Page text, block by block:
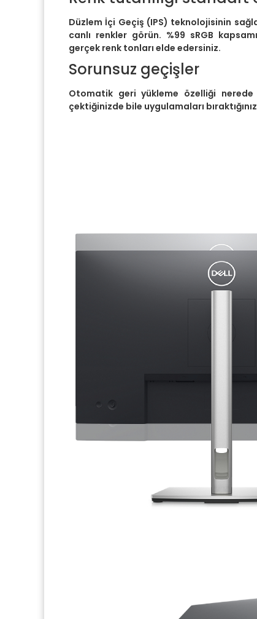
Düzlem İçi Geçiş (IPS) teknolojisinin
canlı renkler görün. %99 sRGB
gerçek renk tonları elde edersiniz.
Sorunsuz geçişler
Otomatik geri yükleme özelliği nerede
çektiğinizde bile uygulamaları